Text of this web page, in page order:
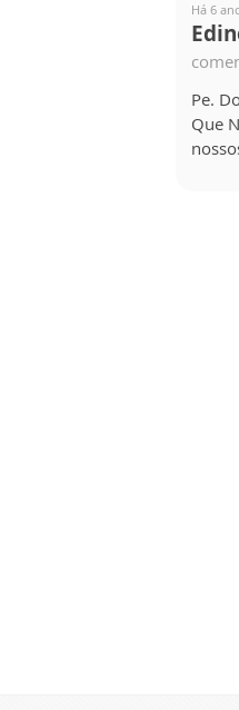
Há 6
Pe.
Que